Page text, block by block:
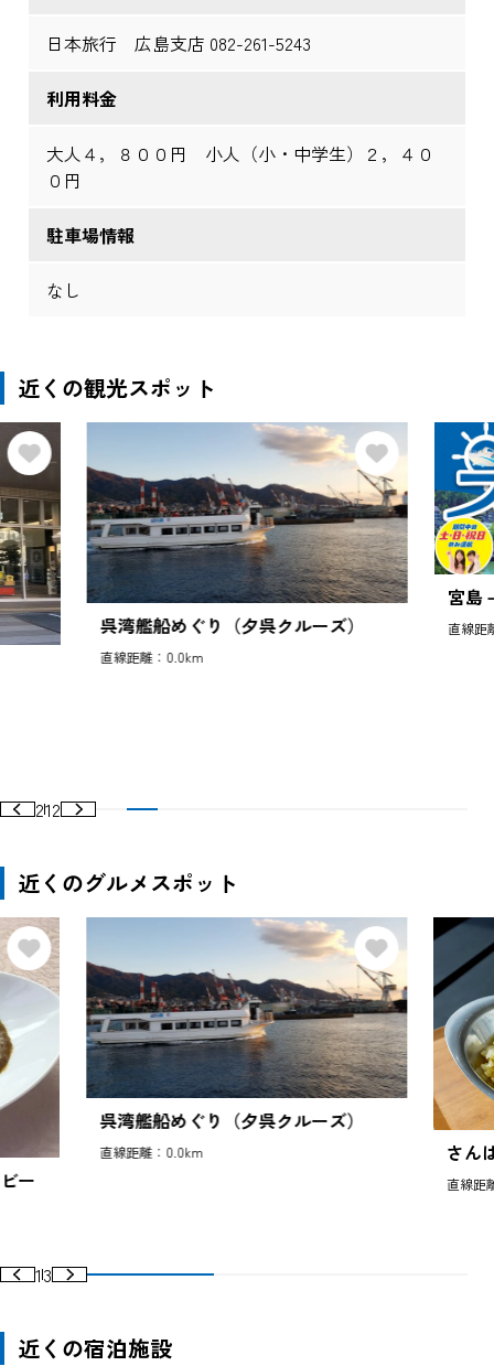
日本旅行 広島支店 082-261-5243
利用料金
大人４，８００円 小人（小・中学生）２，４０
０円
駐車場情報
なし
近くの観光スポット
呉湾艦船めぐり（夕呉クルーズ）
直線距離：0.0km
宮島
直線距
212
近くのグルメスポット
ー
呉湾艦船めぐり（夕呉クルーズ）
直線距離：0.0km さん
直線距
13
近くの宿泊施設